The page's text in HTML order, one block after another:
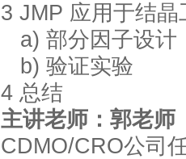
3 JMP 应用于结晶
a) 部分因子设计
b) 验证实验
4 总结
主讲老师：郭老师
CDMO/CRO公司